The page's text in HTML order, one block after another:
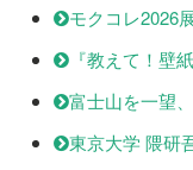
モクコレ2026
『教えて！壁
富士山を一望
東京大学 隈研